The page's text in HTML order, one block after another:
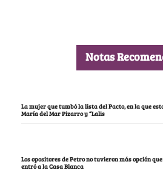
Notas
La mujer que tumbó la lista del Pacto, en la que
María del Mar Pizarro y “Lalis
Los opositores de Petro no tuvieron más opción
entró a la Casa Blanca